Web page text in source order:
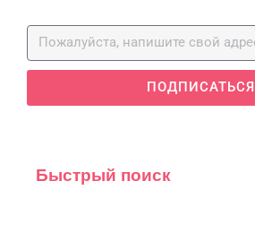
ПОДПИСАТЬСЯ
Быстрый поиск